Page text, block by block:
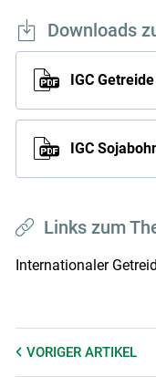
Downloads
IGC
IGC
Links zum
Internationaler
VORIGER ARTIKEL